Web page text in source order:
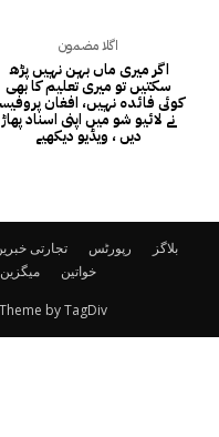
اگلا مضمون
اگر میری ماں بہن نہیں پڑھ
سکتیں تو میری تعلیم کا بھی
کوئی فائدہ نہیں، افغان
نے لائیو شو میں اپنی اسناد پھاڑ
دیں ، ویڈیو دیکھیے
تجارتی رپورٹس
بلاگز
میگزین خواتین
by TagDiv